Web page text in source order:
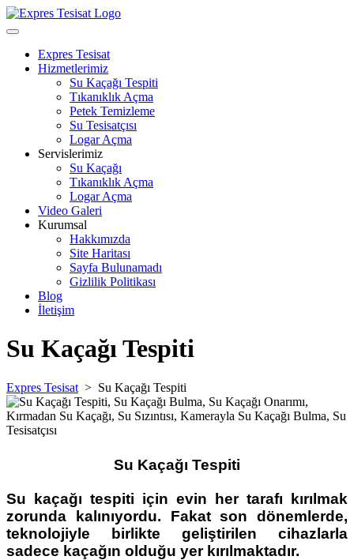
Skip
to
Open
Expres Tesisat
Hizmetlerimiz
Su Kaçağı Tespiti
Tıkanıklık Açma
Petek Temizleme
Su Tesisatçısı
Logar Açma
Servislerimiz
Su Kaçağı
Tıkanıklık Açma
Logar Açma
Video Galeri
Kurumsal
Hakkımızda
Site Haritası
Sayfa Bulunamadı
Gizlilik Politikası
Blog
İletişim
Menu
Su Kaçağı Tespiti
Expres Tesisat > Su Kaçağı Tespiti
Su Kaçağı Tespiti
Su kaçağı tespiti için evin her tarafı kırılmak
zorunda kalınıyordu. Fakat son dönemlerde,
teknolojiyle birlikte geliştirilen cihazlarla
sadece kaçağın olduğu yer kırılmaktadır.